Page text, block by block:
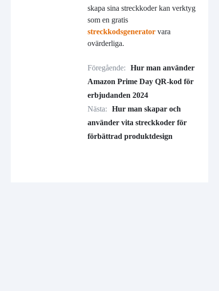
skapa sina streckkoder kan verktyg
som en gratis
streckkodsgeneratorvara
ovärderliga.
Föregående:
Hur man använder
Amazon Prime Day QR-kod för
erbjudanden 2024
Nästa:
Hur man skapar och
använder vita streckkoder för
förbättrad produktdesign